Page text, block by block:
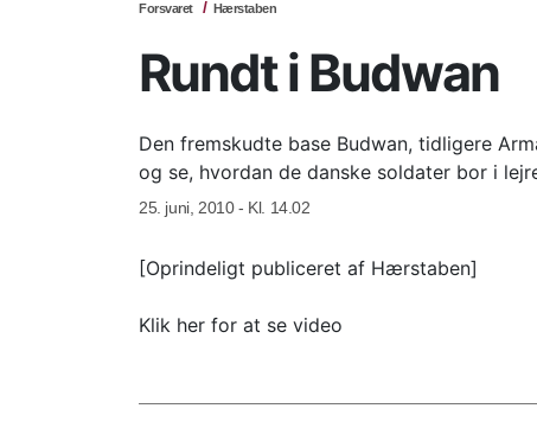
Forsvaret Hærstaben
Rundt i Budwan
Den fremskudte base Budwan, tidligere
og se, hvordan de danske soldater bor i
25. juni, 2010 - Kl. 14.02
[Oprindeligt publiceret af Hærstaben]
Klik her for at se video